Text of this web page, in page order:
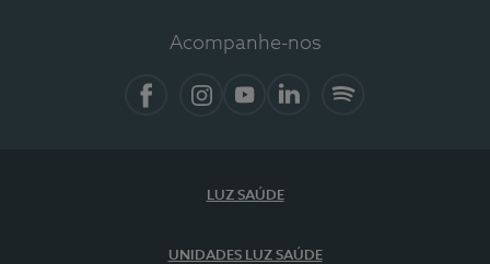
Acompanhe-nos
LUZ SAÚDE
UNIDADES LUZ SAÚDE